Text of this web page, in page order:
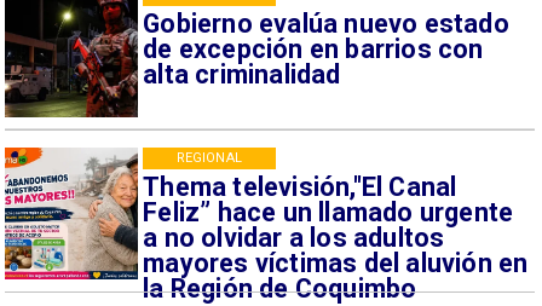
Gobierno evalúa nuevo estado
de excepción en barrios con
alta criminalidad
Thema televisión,"El Canal
Feliz” hace un llamado urgente
a no olvidar a los adultos
mayores víctimas del aluvión en
la Región de Coquimbo
REGIONAL